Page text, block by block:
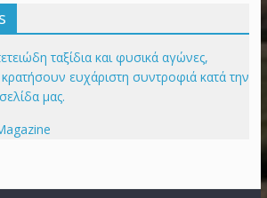
ταξίδια και φυσικά αγώνες,
ευχάριστη συντροφιά κατά την
μας.